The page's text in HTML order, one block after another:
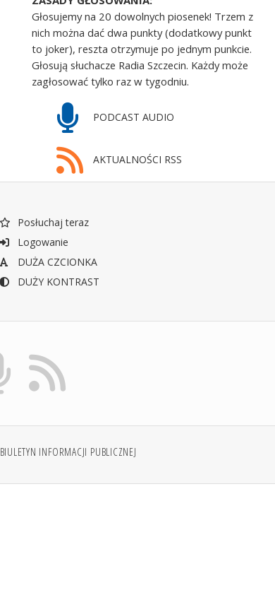
Głosujemy na 20 dowolnych piosenek! Trzem z
nich można dać dwa punkty (dodatkowy punkt
to joker), reszta otrzymuje po jednym punkcie.
Głosują słuchacze Radia Szczecin. Każdy może
zagłosować tylko raz w tygodniu.
PODCAST AUDIO
AKTUALNOŚCI RSS
Posłuchaj teraz
Logowanie
DUŻA CZCIONKA
DUŻY KONTRAST
BIULETYN INFORMACJI PUBLICZNEJ